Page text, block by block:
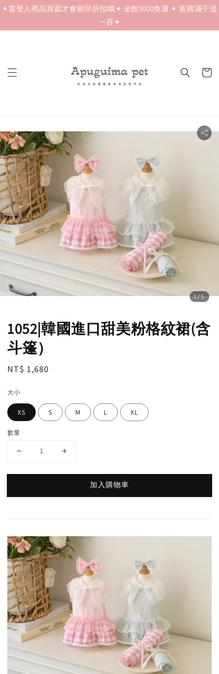
✦需登入商品頁面才會顯示折扣哦✦ 全館3000免運 ✦ 首購滿千送
一百✦
1/5
1052|韓國進口甜美粉格紋裙(含
斗篷）
Regular
NT$ 1,680
大小
XS S M L XL
數量
加入購物車